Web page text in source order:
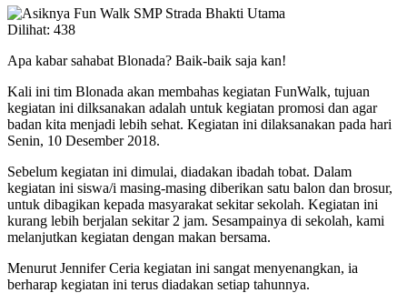
Dilihat: 438
Apa kabar sahabat Blonada? Baik-baik saja kan!
Kali ini tim Blonada akan membahas kegiatan FunWalk, tujuan
kegiatan ini dilksanakan adalah untuk kegiatan promosi dan agar
badan kita menjadi lebih sehat. Kegiatan ini dilaksanakan pada hari
Senin, 10 Desember 2018.
Sebelum kegiatan ini dimulai, diadakan ibadah tobat. Dalam
kegiatan ini siswa/i masing-masing diberikan satu balon dan brosur,
untuk dibagikan kepada masyarakat sekitar sekolah. Kegiatan ini
kurang lebih berjalan sekitar 2 jam. Sesampainya di sekolah, kami
melanjutkan kegiatan dengan makan bersama.
Menurut Jennifer Ceria kegiatan ini sangat menyenangkan, ia
berharap kegiatan ini terus diadakan setiap tahunnya.